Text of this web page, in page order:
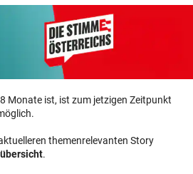
Monate ist, ist zum jetzigen Zeitpunkt
themenrelevanten Story
.